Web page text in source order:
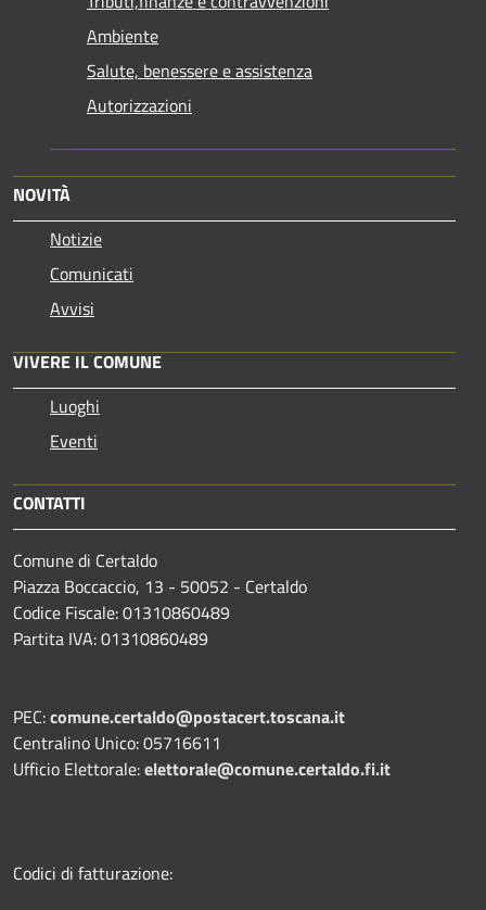
Ambiente
Salute, benessere e assistenza
Autorizzazioni
NOVITÀ
Notizie
Comunicati
Avvisi
VIVERE IL COMUNE
Luoghi
Eventi
CONTATTI
Comune di Certaldo
Piazza Boccaccio, 13 - 50052 - Certaldo
Codice Fiscale: 01310860489
Partita IVA: 01310860489
PEC:comune.certaldo@postacert.toscana.it
Centralino Unico: 05716611
Ufficio Elettorale:elettorale@comune.certaldo.fi.it
Codici di fatturazione: